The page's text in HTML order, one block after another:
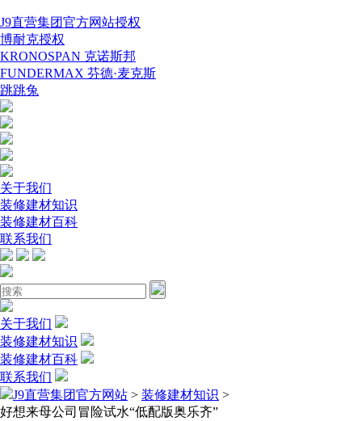
J9直营集团官方网站授权
博耐克授权
KRONOSPAN 克诺斯邦
FUNDERMAX 芬德·麦克斯
跳跳兔
关于我们
装修建材知识
装修建材百科
联系我们
关于我们
装修建材知识
装修建材百科
联系我们
J9直营集团官方网站 > 装修建材知识 >
好想来母公司冒险试水“低配版奥乐齐”